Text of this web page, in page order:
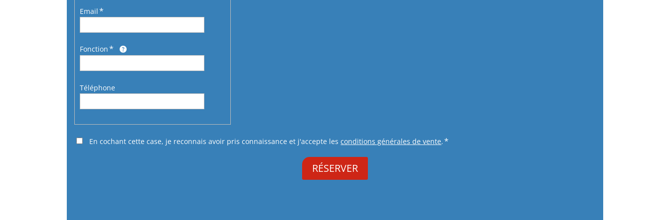
Email
Fonction
Téléphone
En cochant cette case, je reconnais avoir pris connaissance et j'accepte lesconditions générales de vente.